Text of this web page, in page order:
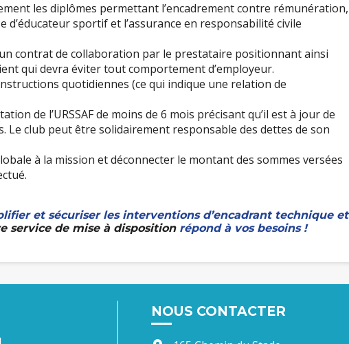
les diplômes permettant l’encadrement contre rémunération,
d’éducateur sportif et l’assurance en responsabilité civile
contrat de collaboration par le prestataire positionnant ainsi
qui devra éviter tout comportement d’employeur.
quotidiennes (ce qui indique une relation de
de l’URSSAF de moins de 6 mois précisant qu’il est à jour de
Le club peut être solidairement responsable des dettes de son
à la mission et déconnecter le montant des sommes versées
et sécuriser les interventions d’encadrant technique et
service de mise à dispositionrépond à vos besoins !
NOUS CONTACTER